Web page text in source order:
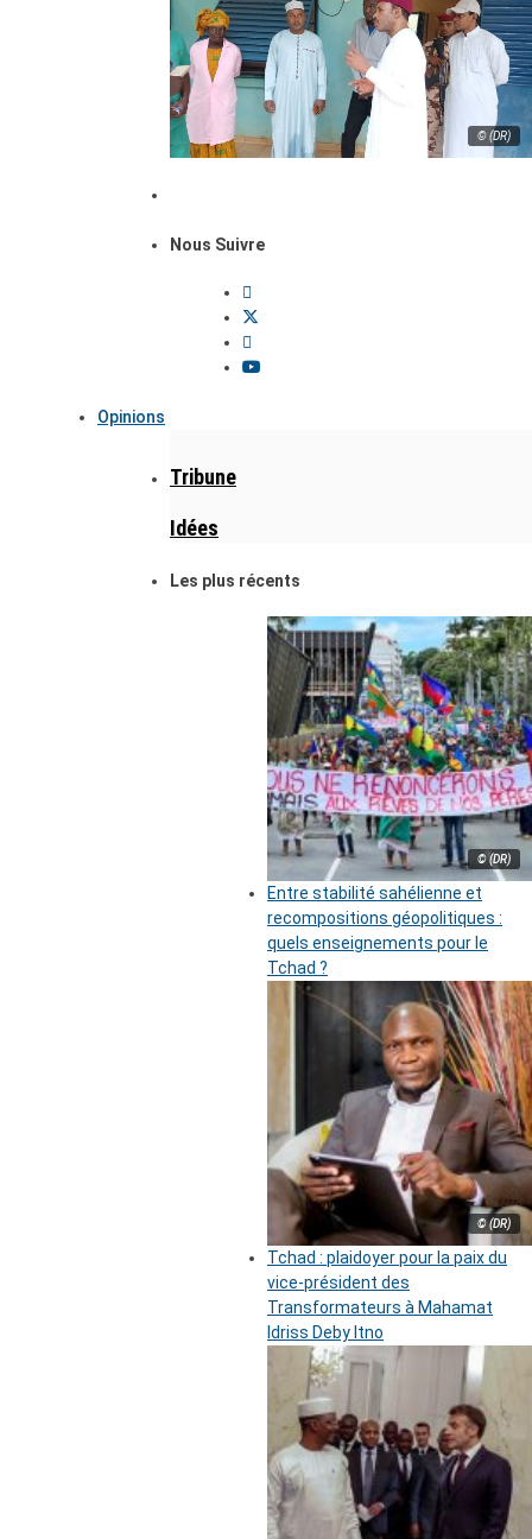
© (DR)
Nous Suivre
Opinions
Tribune
Idées
Les plus récents
© (DR)
Entre stabilité sahélienne et
recompositions géopolitiques :
quels enseignements pour le
Tchad ?
© (DR)
Tchad : plaidoyer pour la paix du
vice-président des
Transformateurs à Mahamat
Idriss Deby Itno